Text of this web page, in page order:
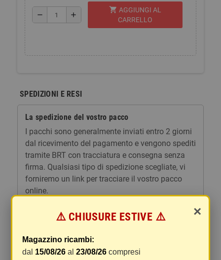
remove add
shopping_cart AGGIUNGI AL
CARRELLO
SPEDIZIONI E RESI
La spedizione del vostro pacco
I pacchi sono generalmente inviati entro 2 giorni
dal ricevimento del pagamento e vengono spediti
tramite BRT con tracciatura e consegna senza
firma. Qualsiasi tipo di spedizione scegliate, vi
forniremo un link per tracciare il vostro pacco
online.
gestione e imballaggio e le spese postali. I costi
variano a seconda del peso totale della
spedizione. Vi consigliamo di raggruppare i
×
⚠️ CHIUSURE ESTIVE ⚠️
Magazzino ricambi:
dal 15/08/26 al23/08/26 compresi